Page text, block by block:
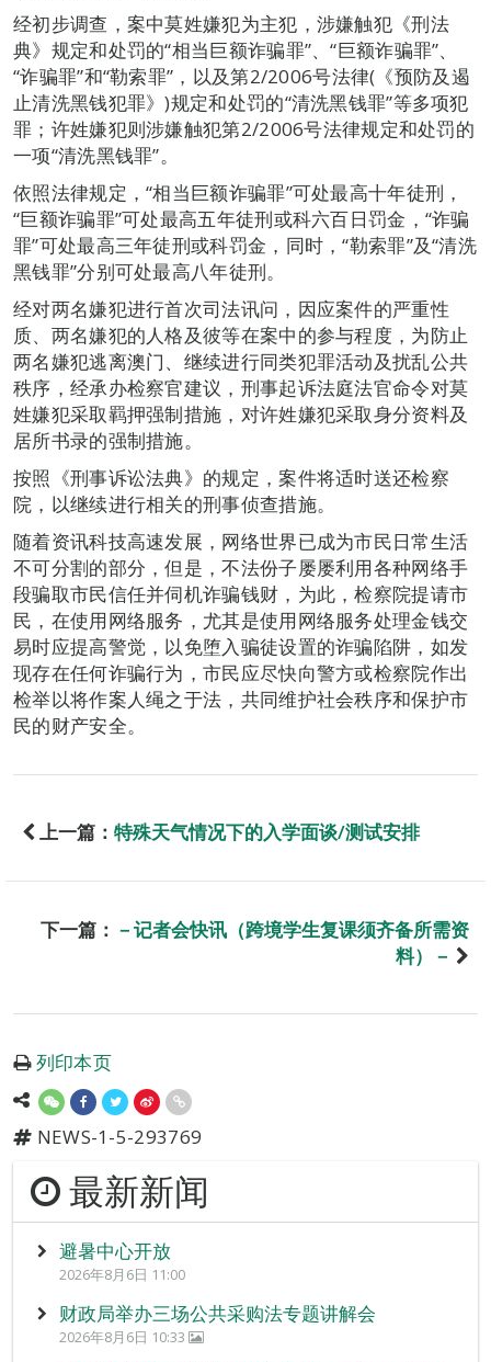
经初步调查，案中莫姓嫌犯为主犯，涉嫌触犯《刑法
典》规定和处罚的“相当巨额诈骗罪”、“巨额诈骗罪”、
“诈骗罪”和“勒索罪”，以及第2/2006号法律(《预防及遏
止清洗黑钱犯罪》)规定和处罚的“清洗黑钱罪”等多项犯
罪；许姓嫌犯则涉嫌触犯第2/2006号法律规定和处罚的
一项“清洗黑钱罪”。
依照法律规定，“相当巨额诈骗罪”可处最高十年徒刑，
“巨额诈骗罪”可处最高五年徒刑或科六百日罚金，“诈骗
罪”可处最高三年徒刑或科罚金，同时，“勒索罪”及“清洗
黑钱罪”分别可处最高八年徒刑。
经对两名嫌犯进行首次司法讯问，因应案件的严重性
质、两名嫌犯的人格及彼等在案中的参与程度，为防止
两名嫌犯逃离澳门、继续进行同类犯罪活动及扰乱公共
秩序，经承办检察官建议，刑事起诉法庭法官命令对莫
姓嫌犯采取羁押强制措施，对许姓嫌犯采取身分资料及
居所书录的强制措施。
按照《刑事诉讼法典》的规定，案件将适时送还检察
院，以继续进行相关的刑事侦查措施。
随着资讯科技高速发展，网络世界已成为市民日常生活
不可分割的部分，但是，不法份子屡屡利用各种网络手
段骗取市民信任并伺机诈骗钱财，为此，检察院提请市
民，在使用网络服务，尤其是使用网络服务处理金钱交
易时应提高警觉，以免堕入骗徒设置的诈骗陷阱，如发
现存在任何诈骗行为，市民应尽快向警方或检察院作出
检举以将作案人绳之于法，共同维护社会秩序和保护市
民的财产安全。
上一篇： 特殊天气情况下的入学面谈/测试安排
下一篇： －记者会快讯（跨境学生复课须齐备所需资
料）－
列印本页
NEWS-1-5-293769
最新新闻
避暑中心开放
2026年8月6日 11:00
财政局举办三场公共采购法专题讲解会
2026年8月6日 10:33